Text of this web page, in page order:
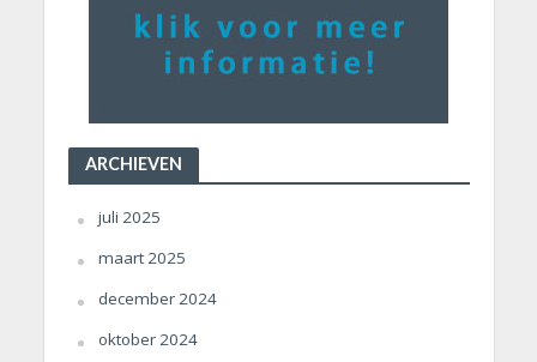
ARCHIEVEN
juli 2025
maart 2025
december 2024
oktober 2024